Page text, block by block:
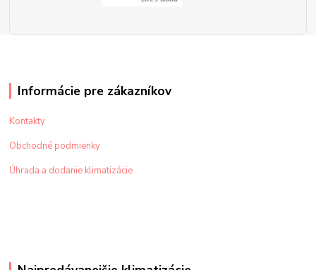
Informácie pre zákazníkov
Kontakty
Obchodné podmienky
Úhrada a dodanie klimatizácie